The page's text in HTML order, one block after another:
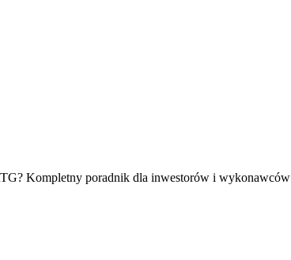
Kompletny poradnik dla inwestorów i wykonawców